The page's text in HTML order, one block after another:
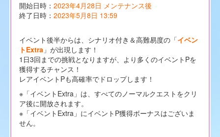
開始日時： 2023年4月28日 メンテナンス後
終了日時： 2023年5月8日 13:59
イベント後半からは、シナリオ付き＆高難易度の「イベン
トExtra」が出現します！
1日3回までの挑戦となりますが、より多くのイベントPを
獲得するチャンス！
レアイベントPも高確率でドロップします！
※「イベントExtra」は、すべてのノーマルクエストをクリ
ア後に開放されます。
※「イベントExtra」にイベントP獲得ボーナスはございま
せん。